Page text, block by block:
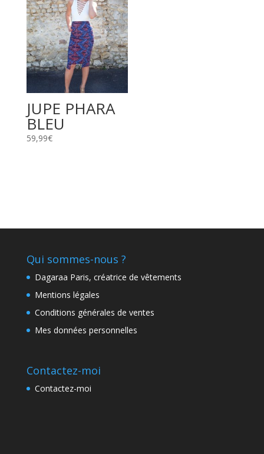
JUPE PHARA
BLEU
59,99€
Qui sommes-nous ?
Dagaraa Paris, créatrice de vêtements
Mentions légales
Conditions générales de ventes
Mes données personnelles
Contactez-moi
Contactez-moi